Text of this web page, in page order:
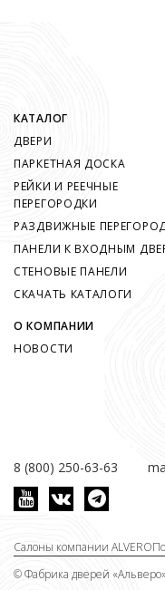
8 (800) 250-63-63
КАТАЛОГ
ДВЕРИ
ПАРКЕТНАЯ ДОСКА
РЕЙКИ И РЕЕЧНЫЕ
ПЕРЕГОРОДКИ
РАЗДВИЖНЫЕ
ПАНЕЛИ К ВХОДНЫМ
СТЕНОВЫЕ ПАНЕЛИ
СКАЧАТЬ КАТАЛОГИ
О КОМПАНИИ
НОВОСТИ
©Фабрика дверей
Салоны компании ALVERO